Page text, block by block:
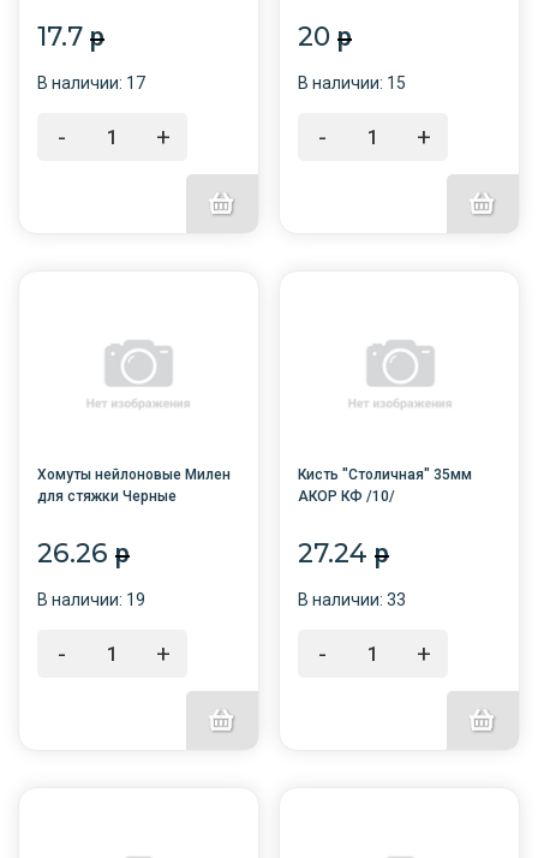
17.7 p
В наличии: 17
- +
20p
В наличии: 15
- +
Хомуты нейлоновые Милен
для стяжки Черные
26.26 p
В наличии: 19
- +
Кисть "Столичная" 35мм
АКОР КФ /10/
27.24p
В наличии: 33
- +